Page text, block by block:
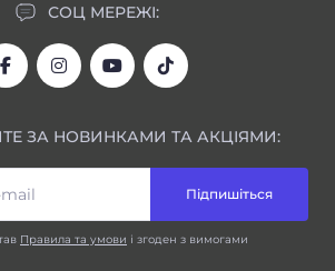
СОЦ МЕРЕЖІ:
ЗА НОВИНКАМИ ТА АКЦІЯМИ:
Підпишіться
Правила та умови і згоден з вимогами